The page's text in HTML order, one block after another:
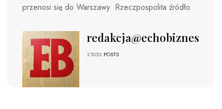
przenosi się do Warszawy Rzeczpospolita źródło
redakcja@echobiznesu.pl
21052 POSTS